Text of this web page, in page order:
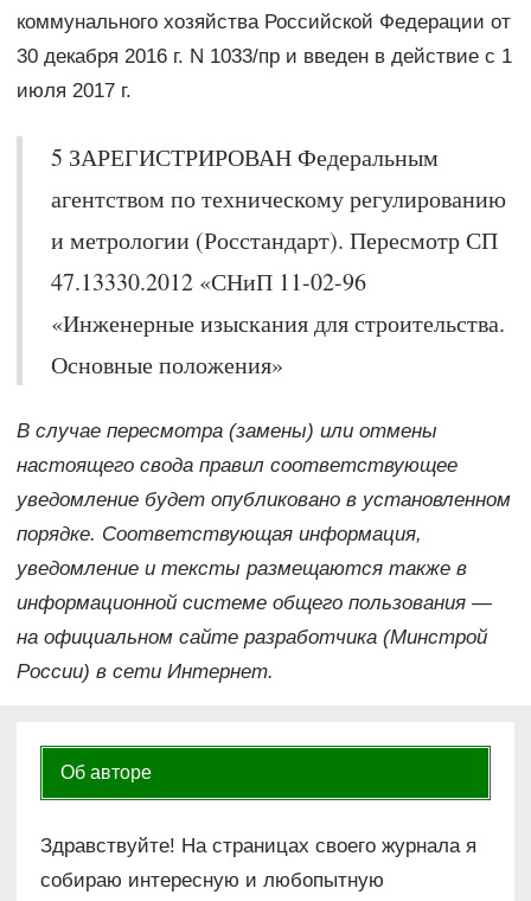
коммунального хозяйства Российской Федерации от
30 декабря 2016 г. N 1033/пр и введен в действие с 1
июля 2017 г.
5 ЗАРЕГИСТРИРОВАН Федеральным
агентством по техническому регулированию
и метрологии (Росстандарт). Пересмотр СП
47.13330.2012 «СНиП 11-02-96
«Инженерные изыскания для строительства.
Основные положения»
В случае пересмотра (замены) или отмены
настоящего свода правил соответствующее
уведомление будет опубликовано в установленном
порядке. Соответствующая информация,
уведомление и тексты размещаются также в
информационной системе общего пользования —
на официальном сайте разработчика (Минстрой
России) в сети Интернет.
Об авторе
Здравствуйте! На страницах своего журнала я
собираю интересную и любопытную